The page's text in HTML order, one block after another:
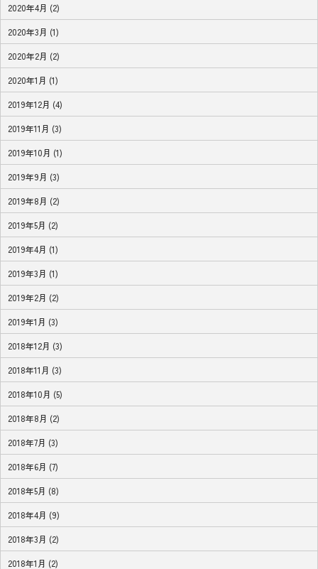
2020年4月 (2)
2020年3月 (1)
2020年2月 (2)
2020年1月 (1)
2019年12月 (4)
2019年11月 (3)
2019年10月 (1)
2019年9月 (3)
2019年8月 (2)
2019年5月 (2)
2019年4月 (1)
2019年3月 (1)
2019年2月 (2)
2019年1月 (3)
2018年12月 (3)
2018年11月 (3)
2018年10月 (5)
2018年8月 (2)
2018年7月 (3)
2018年6月 (7)
2018年5月 (8)
2018年4月 (9)
2018年3月 (2)
2018年1月 (2)